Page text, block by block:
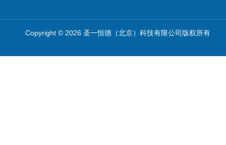
Copyright © 2026 圣一恒德（北京）科技有限公司版权所有